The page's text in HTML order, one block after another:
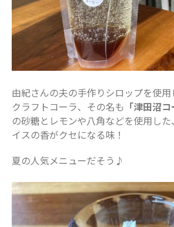
由紀さんの夫の手作りシロップを使
クラフトコーラ、その名も 「津田沼コ
の砂糖とレモンや八角などを使用し
イスの香がクセになる味！
夏の人気メニューだそう♪